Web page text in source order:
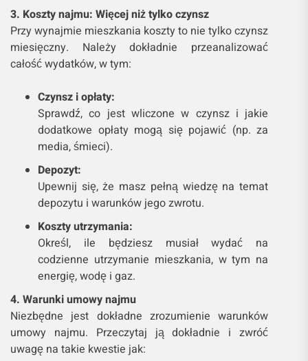
3. Koszty najmu: Więcej niż tylko czynsz
Przy wynajmie mieszkania koszty to nie tylko czynsz
miesięczny. Należy dokładnie przeanalizować
całość wydatków, w tym:
Czynsz i opłaty:
Sprawdź, co jest wliczone w czynsz i jakie
dodatkowe opłaty mogą się pojawić (np. za
media, śmieci).
Depozyt:
Upewnij się, że masz pełną wiedzę na temat
depozytu i warunków jego zwrotu.
Koszty utrzymania:
Określ, ile będziesz musiał wydać na
codzienne utrzymanie mieszkania, w tym na
energię, wodę i gaz.
4. Warunki umowy najmu
Niezbędne jest dokładne zrozumienie warunków
umowy najmu. Przeczytaj ją dokładnie i zwróć
uwagę na takie kwestie jak: